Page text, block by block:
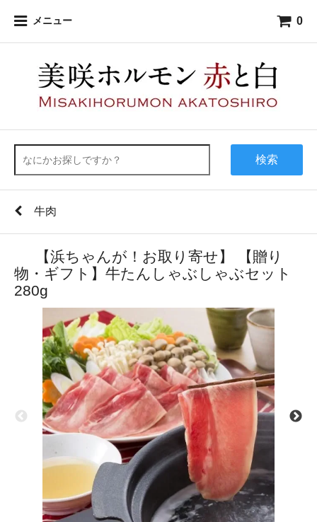
メニュー 0
検索
牛肉
【浜ちゃんが！お取り寄せ】 【贈り
物・ギフト】牛たんしゃぶしゃぶセット
280g